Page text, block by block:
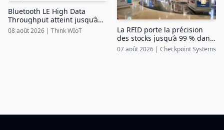
Bluetooth LE High Data
Throughput atteint jusqu’à
7,5 Mbit/s
08 août 2026 | Think WIoT
La RFID porte la précision
des stocks jusqu’à 99 % dans
le duty free aéroportuaire
07 août 2026 | Checkpoint Systems